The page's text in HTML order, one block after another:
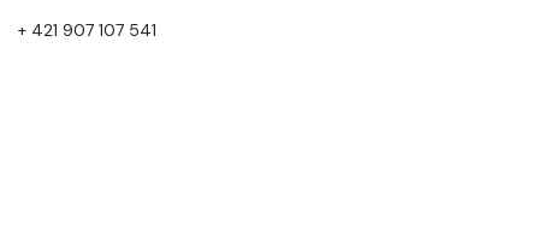
+ 421 907 107 541